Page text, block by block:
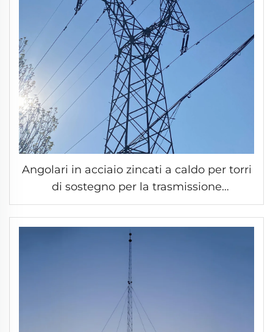
Angolari in acciaio zincati a caldo per torri
di sostegno per la trasmissione
dell’energia elettrica nella rete elettrica
esterna